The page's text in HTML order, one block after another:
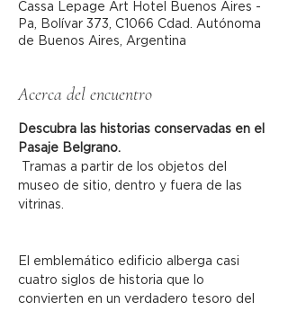
Cassa Lepage Art Hotel Buenos Aires -
Pa, Bolívar 373, C1066 Cdad. Autónoma
de Buenos Aires, Argentina
Acerca del encuentro
Descubra las historias conservadas en el
Pasaje Belgrano.
museo de sitio, dentro y fuera de las
vitrinas.
El emblemático edificio alberga casi
cuatro siglos de historia que lo
convierten en un verdadero tesoro del